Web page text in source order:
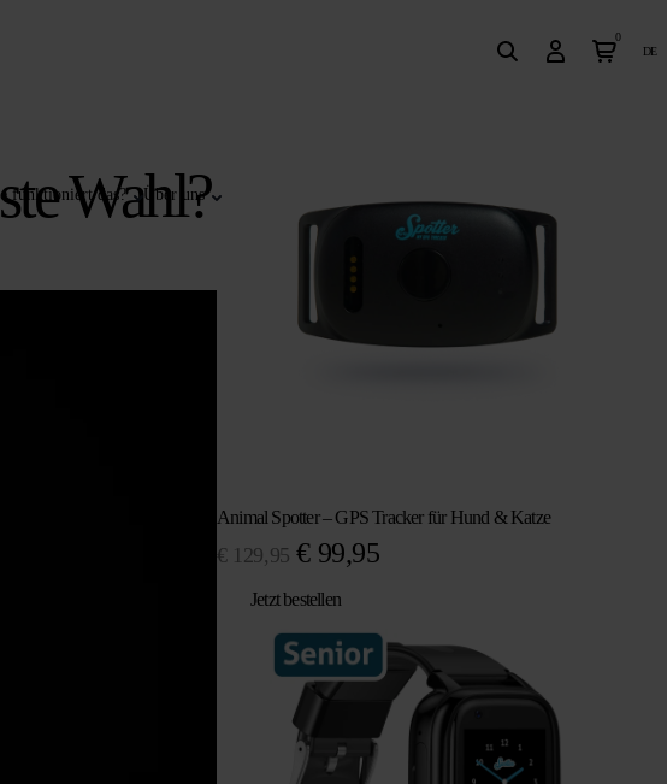
funktioniert das? Über uns
0
de
Wahl?
Animal Spotter – GPS Tracker für Hund & Katze
€ 129,95 Ursprünglicher
Preis
€ 129,95
€ 99,95Aktueller
€ 99,95.
Jetzt bestellen